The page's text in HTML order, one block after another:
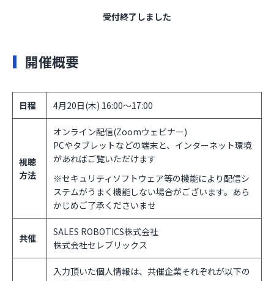
受付終了しました
開催概要
日程 4月20日(木) 16:00～17:00
視聴
方法
オンライン配信(Zoomウェビナー)
PCやタブレットなどの端末と、インターネット環境
があればご覧いただけます
※セキュリティソフトウェア等の機能により配信シ
ステムがうまく機能しない場合がございます。あら
かじめご了承くださいませ
共催
SALES ROBOTICS株式会社
株式会社セレブリックス
入力頂いた個人情報は、共催企業それぞれが以下の